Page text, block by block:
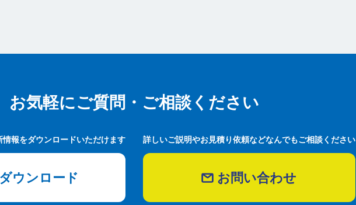
お気軽にご質問・ご相談ください
お気軽にご質問・ご相談ください
報をダウンロードいただけます
ウンロード
詳しいご説明やお見積り依頼などなんでもご相談ください
お問い合わせ